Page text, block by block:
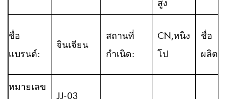
สูง
ชื่อ
แบรนด์:
จินเจียน
สถานที่
กำเนิด:
CN,หนิง
โป
ชื่อ
ผลิต
หมายเลข
JJ-03